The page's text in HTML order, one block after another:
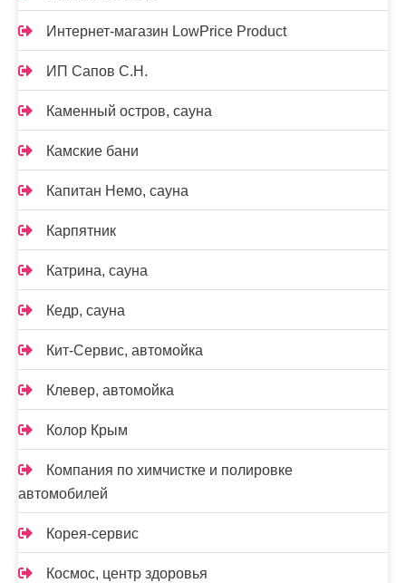
Интернет-магазин LowPrice Product
ИП Сапов С.Н.
Каменный остров, сауна
Камские бани
Капитан Немо, сауна
Карпятник
Катрина, сауна
Кедр, сауна
Кит-Сервис, автомойка
Клевер, автомойка
Колор Крым
Компания по химчистке и полировке
автомобилей
Корея-сервис
Космос, центр здоровья